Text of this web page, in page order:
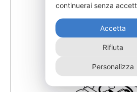
continuerai senza
Accetta
Rifiuta
Personalizza